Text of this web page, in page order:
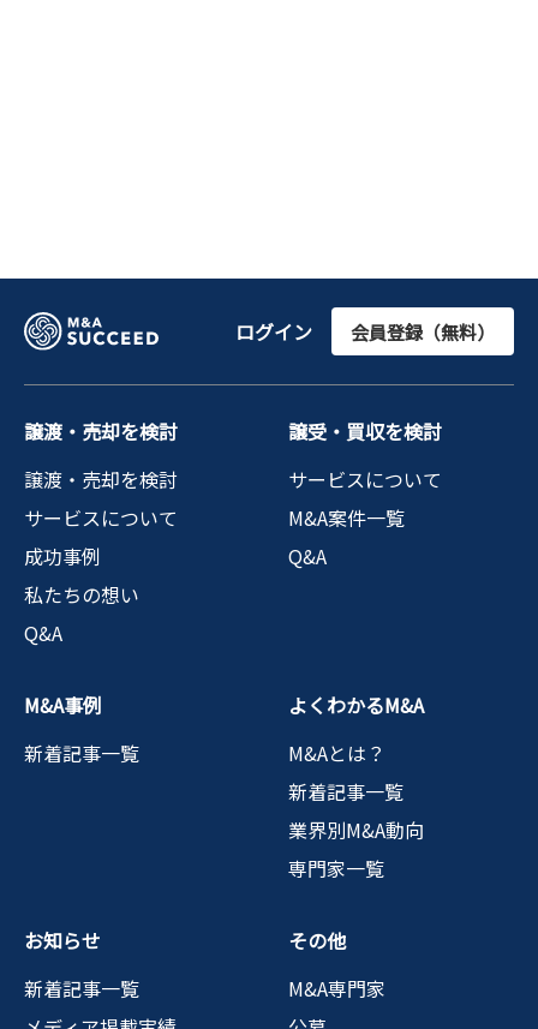
ログイン 会員登録（無料）
譲渡・売却を検討
譲渡・売却を検討
サービスについて
成功事例
私たちの想い
Q&A
譲受・買収を検討
サービスについて
M&A案件一覧
Q&A
M&A事例
新着記事一覧
よくわかるM&A
M&Aとは？
新着記事一覧
業界別M&A動向
専門家一覧
お知らせ
新着記事一覧
その他
M&A専門家